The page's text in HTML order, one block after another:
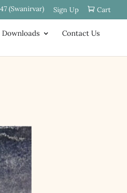
(Swanirvar) Sign Up Cart
Downloads Contact Us